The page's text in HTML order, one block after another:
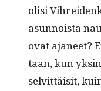
olisi
asun­noista
ovat aja­neet?
taan, kun
selvit­täisit,